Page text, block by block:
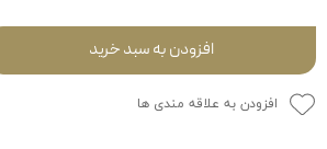
افزودن به سبد خرید
افزودن به علاقه مندی ها